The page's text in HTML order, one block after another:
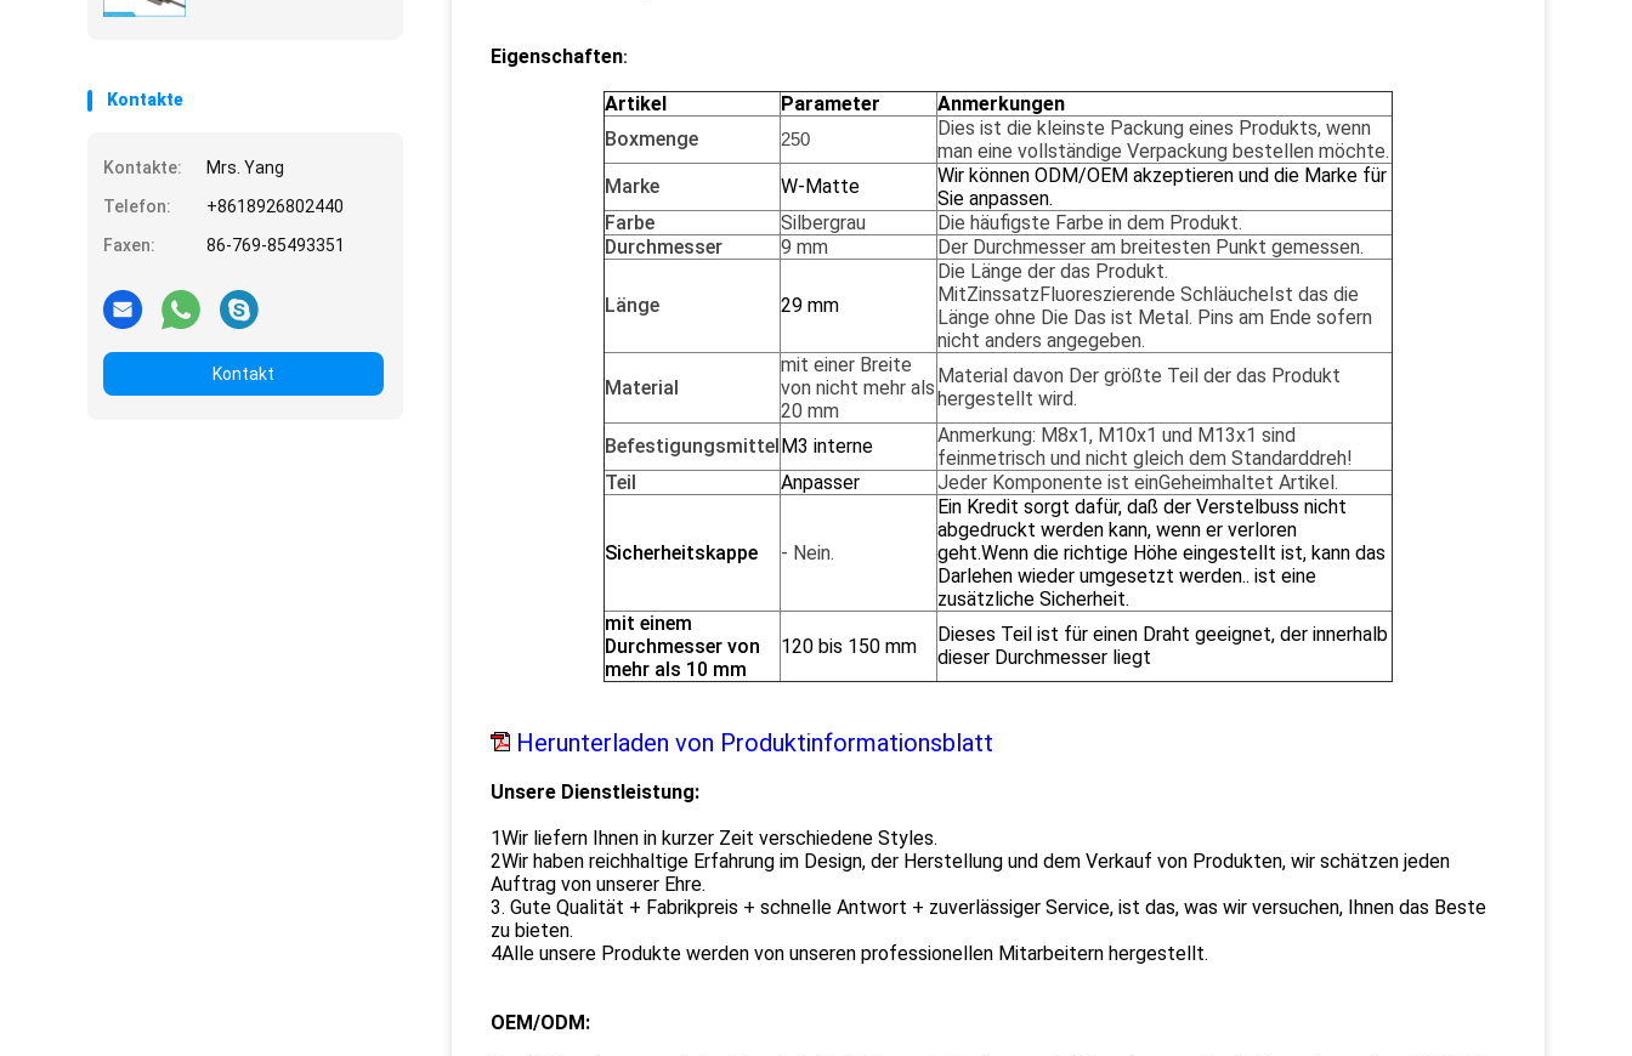
Kontakte
Kontakte:
Mrs. Yang
Telefon:
+8618926802440
Faxen:
86-769-85493351
Kontakt
Eigenschaften:
Artikel Parameter
Anmerkungen
Boxmenge
250
Dies ist die kleinste Packung eines Produkts, wenn
man eine vollständige Verpackung bestellen möchte.
Marke
W-Matte
Wir können ODM/OEM akzeptieren und die Marke für
Sie anpassen.
Farbe
Silbergrau Die häufigste Farbe in dem Produkt.
Durchmesser
9 mm Der Durchmesser am breitesten Punkt gemessen.
Länge 29 mm
Die Länge der das Produkt.
MitZinssatzFluoreszierende SchläucheIst das die
Länge ohne Die Das ist Metal. Pins am Ende sofern
nicht anders angegeben.
Material
mit einer Breite
von nicht mehr als
20 mm
Material davon Der größte Teil der das Produkt
hergestellt wird.
BefestigungsmittelM3 interne
Anmerkung: M8x1, M10x1 und M13x1 sind
feinmetrisch und nicht gleich dem Standarddreh!
Teil
Anpasser Jeder Komponente ist einGeheimhaltet Artikel.
Sicherheitskappe - Nein.
Ein Kredit sorgt dafür, daß der Verstelbuss nicht
abgedruckt werden kann, wenn er verloren
geht.Wenn die richtige Höhe eingestellt ist, kann das
Darlehen wieder umgesetzt werden.. ist eine
zusätzliche Sicherheit.
mit einem
Durchmesser von
mehr als 10 mm
120 bis 150 mm
Dieses Teil ist für einen Draht geeignet, der innerhalb
dieser Durchmesser liegt
Herunterladen von Produktinformationsblatt
Unsere Dienstleistung:
1Wir liefern Ihnen in kurzer Zeit verschiedene Styles.
2Wir haben reichhaltige Erfahrung im Design, der Herstellung und dem Verkauf von Produkten, wir schätzen jeden
Auftrag von unserer Ehre.
3. Gute Qualität + Fabrikpreis + schnelle Antwort + zuverlässiger Service, ist das, was wir versuchen, Ihnen das Beste
zu bieten.
4Alle unsere Produkte werden von unseren professionellen Mitarbeitern hergestellt.
OEM/ODM: